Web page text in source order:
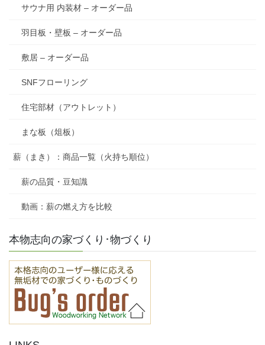
サウナ用 内装材 – オーダー品
羽目板・壁板 – オーダー品
敷居 – オーダー品
SNFフローリング
住宅部材（アウトレット）
まな板（俎板）
薪（まき）：商品一覧（火持ち順位）
薪の品質・豆知識
動画：薪の燃え方を比較
本物志向の家づくり･物づくり